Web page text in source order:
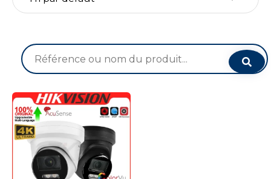
Recherche
pour :